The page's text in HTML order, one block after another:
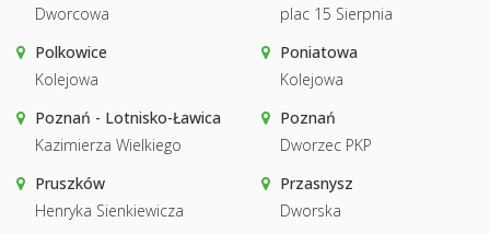
Dworcowa
plac 15 Sierpnia
Polkowice
Kolejowa
Poniatowa
Kolejowa
Poznań - Lotnisko-Ławica
Kazimierza Wielkiego
Poznań
Dworzec PKP
Pruszków
Henryka Sienkiewicza
Przasnysz
Dworska